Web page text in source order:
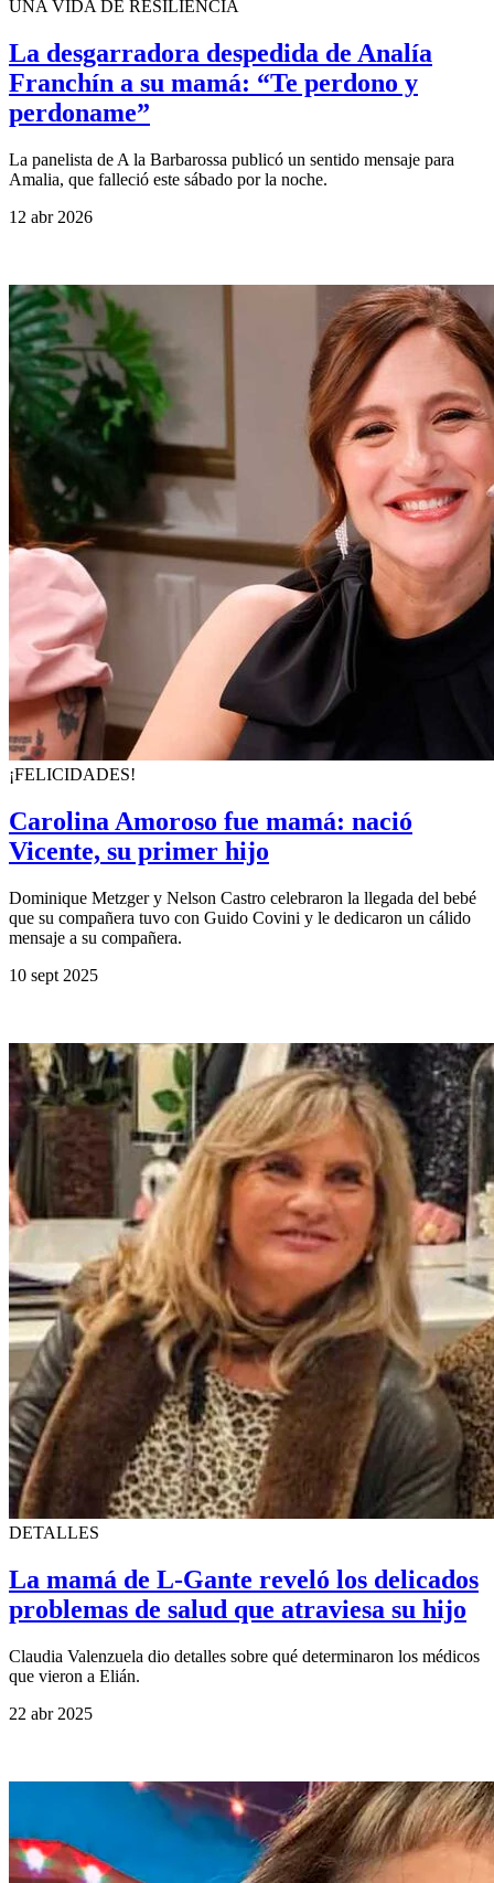
UNA VIDA DE RESILIENCIA
La desgarradora despedida de Analía
Franchín a su mamá: “Te perdono y
perdoname”
La panelista de A la Barbarossa publicó un sentido mensaje para
Amalia, que falleció este sábado por la noche.
12 abr 2026
¡FELICIDADES!
Carolina Amoroso fue mamá: nació
Vicente, su primer hijo
Dominique Metzger y Nelson Castro celebraron la llegada del bebé
que su compañera tuvo con Guido Covini y le dedicaron un cálido
mensaje a su compañera.
10 sept 2025
DETALLES
La mamá de L-Gante reveló los delicados
problemas de salud que atraviesa su hijo
Claudia Valenzuela dio detalles sobre qué determinaron los médicos
que vieron a Elián.
22 abr 2025